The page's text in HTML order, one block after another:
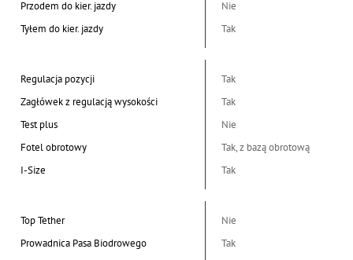
Przodem do kier. jazdy
Nie
Tyłem do kier. jazdy
Tak
Regulacja pozycji
Tak
Zagłówek z regulacją wysokości
Tak
Test plus
Nie
Fotel obrotowy
Tak, z bazą obrotową
I-Size
Tak
Top Tether
Nie
Prowadnica Pasa Biodrowego
Tak